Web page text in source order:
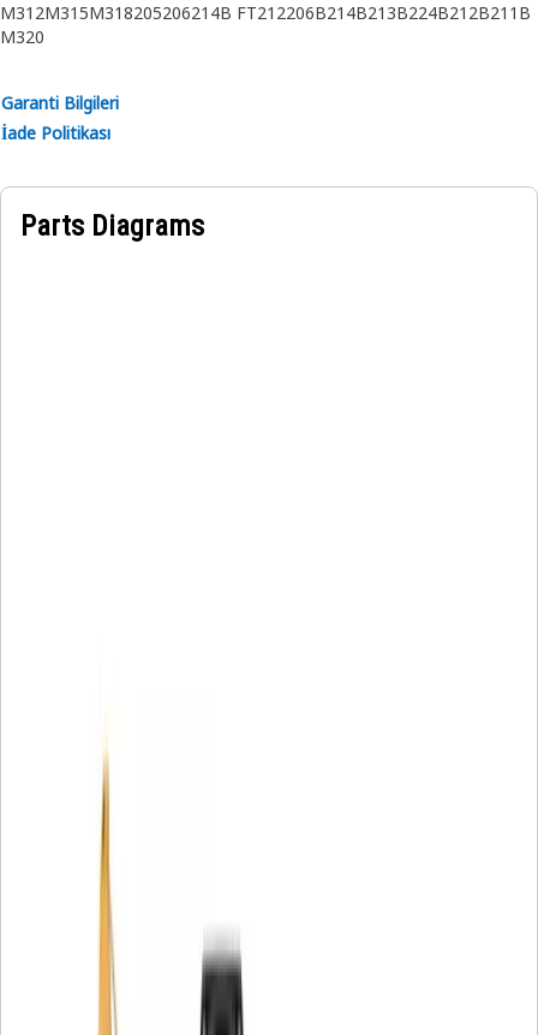
M312M315M318205206214B FT212206B214B213B224B212B211B
M320
Garanti Bilgileri
İade Politikası
Parts Diagrams